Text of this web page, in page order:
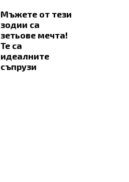
Мъжете от тези
зодии са
зетьове мечта!
Те са
идеалните
съпрузи